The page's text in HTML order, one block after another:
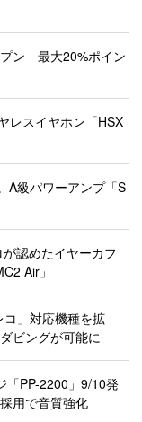
プン 最大20%ポイン
レスイヤホン「HSX
A級パワーアンプ「S
認めたイヤーカフ
Air」
コ」対応機種を拡
ビングが可能に
「PP-2200」9/10発
用で音質強化